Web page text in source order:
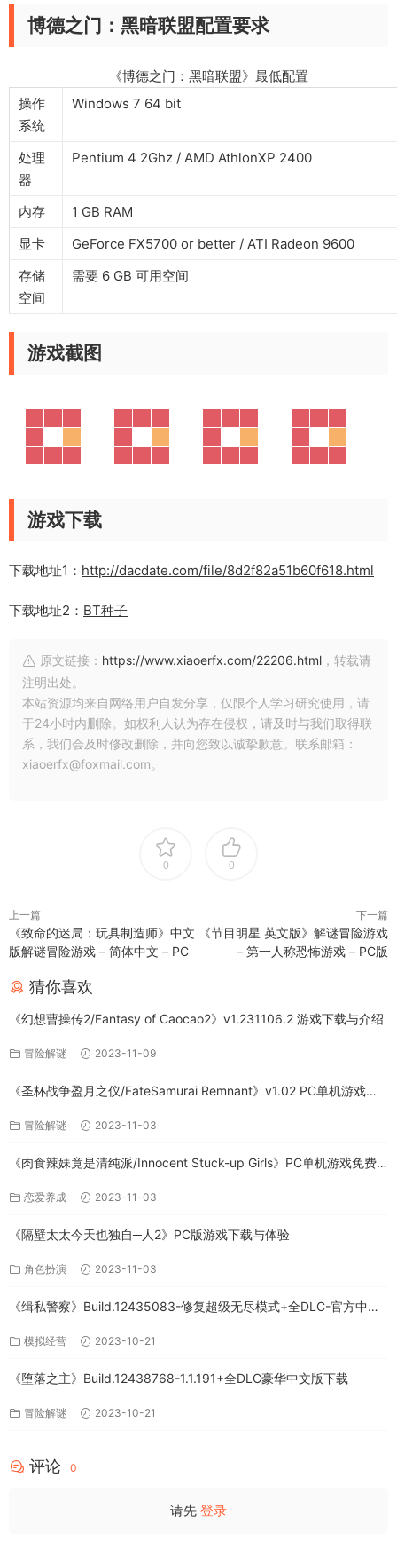
博德之门：黑暗联盟配置要求
《博德之门：黑暗联盟》最低配置
操作
系统
Windows 7 64 bit
处理
器
Pentium 4 2Ghz / AMD AthlonXP 2400
内存
1 GB RAM
显卡
GeForce FX5700 or better / ATI Radeon 9600
存储
空间
需要 6 GB 可用空间
游戏截图
游戏下载
下载地址1： http://dacdate.com/file/8d2f82a51b60f618.html
下载地址2： BT种子
原文链接： https://www.xiaoerfx.com/22206.html ，转载请
注明出处。
本站资源均来自网络用户自发分享，仅限个人学习研究使用，请
于24小时内删除。如权利人认为存在侵权，请及时与我们取得联
系，我们会及时修改删除，并向您致以诚挚歉意。联系邮箱：
xiaoerfx@foxmail.com。
0 0
上一篇
《致命的迷局：玩具制造师》中文
版解谜冒险游戏 – 简体中文 – PC
下一篇
《节目明星 英文版》解谜冒险游戏
– 第一人称恐怖游戏 – PC版
猜你喜欢
《幻想曹操传2/Fantasy of Caocao2》v1.231106.2 游戏下载与介绍
冒险解谜 2023-11-09
《圣杯战争盈月之仪/FateSamurai Remnant》v1.02 PC单机游戏下
冒险解谜 2023-11-03
《肉食辣妹竟是清纯派/Innocent Stuck-up Girls》PC单机游戏免费
恋爱养成 2023-11-03
《隔壁太太今天也独自─人2》PC版游戏下载与体验
角色扮演 2023-11-03
《缉私警察》Build.12435083-修复超级无尽模式+全DLC-官方中文-
模拟经营 2023-10-21
《堕落之主》Build.12438768-1.1.191+全DLC豪华中文版下载
冒险解谜 2023-10-21
评论 0
请先 登录